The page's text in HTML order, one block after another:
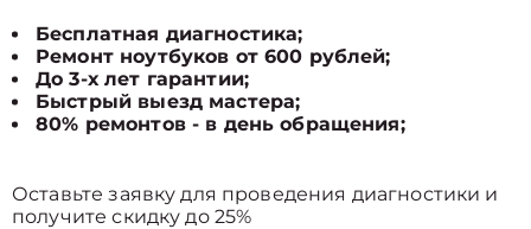
Бесплатная диагностика;
Ремонт ноутбуков от 600 рублей;
До 3-х лет гарантии;
Быстрый выезд мастера;
80% ремонтов - в день обращения;
Оставьте заявку для проведения диагностики и
получите скидку до 25%